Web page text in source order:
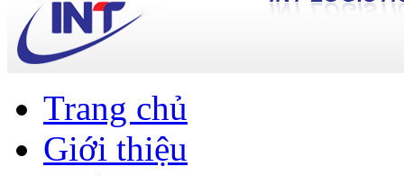
Trang chủ
Giới thiệu